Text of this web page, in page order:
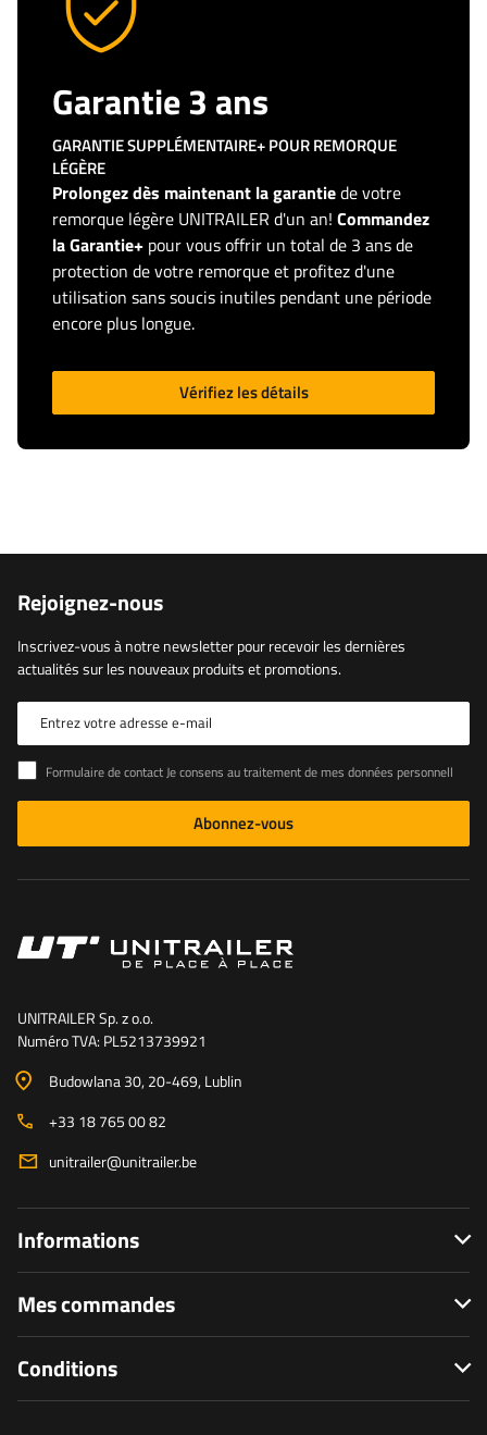
Garantie 3 ans
GARANTIE SUPPLÉMENTAIRE+ POUR REMORQUE
LÉGÈRE
Prolongez dès maintenant la garantiede votre
remorque légère UNITRAILER d'un an! Commandez
la Garantie+ pour vous offrir un total de 3 ans de
protection de votre remorque et profitez d'une
utilisation sans soucis inutiles pendant une période
encore plus longue.
Vérifiez les détails
Rejoignez-nous
Inscrivez-vous à notre newsletter pour recevoir les dernières
actualités sur les nouveaux produits et promotions.
Entrez votre adresse e-mail
Formulaire de contact Je consens au traitement de mes données personnelles contenues dans le formulaire de contact conformément au règlement du Parlement européen et du Conseil (UE)
Abonnez-vous
UNITRAILER Sp. z o.o.
Numéro TVA: PL5213739921
Budowlana 30, 20-469, Lublin
+33 18 765 00 82
unitrailer@unitrailer.be
Informations
Mes commandes
Conditions